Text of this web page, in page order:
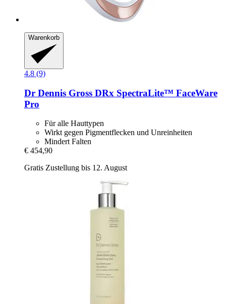
Warenkorb
4.8 (9)
Dr Dennis Gross DRx SpectraLite™ FaceWare
Pro
Für alle Hauttypen
Wirkt gegen Pigmentflecken und Unreinheiten
Mindert Falten
€ 454,90
Gratis Zustellung bis 12. August